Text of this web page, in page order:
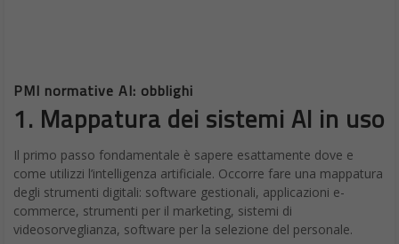
PMI normative AI: obblighi
1. Mappatura dei sistemi AI in uso
Il primo passo fondamentale è sapere esattamente dove e
come utilizzi l’intelligenza artificiale. Occorre fare una mappatura
degli strumenti digitali: software gestionali, applicazioni e-
commerce, strumenti per il marketing, sistemi di
videosorveglianza, software per la selezione del personale.